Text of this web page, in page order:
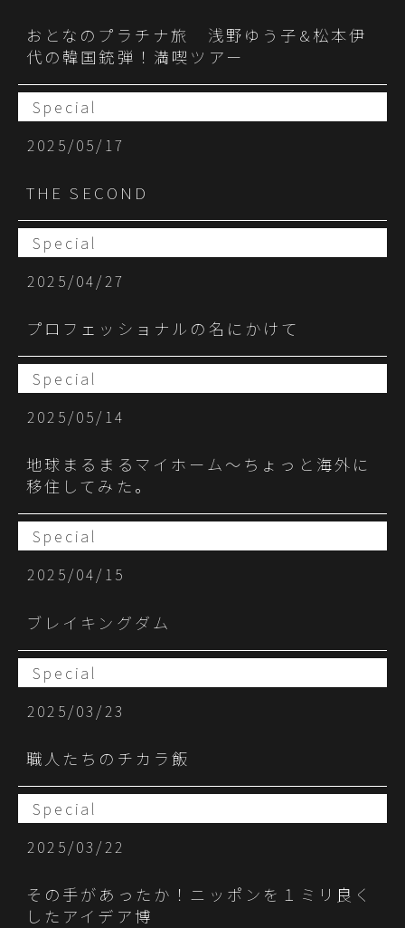
おとなのプラチナ旅 浅野ゆう子&松本伊
代の韓国銃弾！満喫ツアー
Special
2025/05/17
THE SECOND
Special
2025/04/27
プロフェッショナルの名にかけて
Special
2025/05/14
地球まるまるマイホーム～ちょっと海外に
移住してみた。
Special
2025/04/15
ブレイキングダム
Special
2025/03/23
職人たちのチカラ飯
Special
2025/03/22
その手があったか！ニッポンを１ミリ良く
したアイデア博